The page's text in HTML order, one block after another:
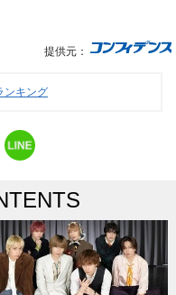
提供元：
ンキング